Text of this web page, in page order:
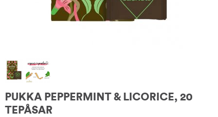
PUKKA PEPPERMINT & LICORICE, 20
TEPÅSAR